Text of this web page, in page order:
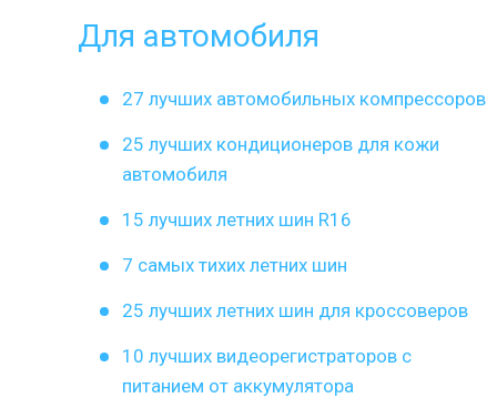
Для автомобиля
27 лучших автомобильных компрессоров
25 лучших кондиционеров для кожи
автомобиля
15 лучших летних шин R16
7 самых тихих летних шин
25 лучших летних шин для кроссоверов
10 лучших видеорегистраторов с
питанием от аккумулятора